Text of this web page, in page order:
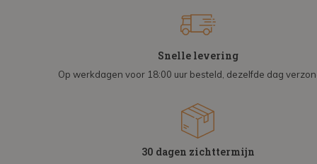
Snelle levering
Op werkdagen voor 18:00 uur besteld, dezelfde dag
30 dagen zichttermijn